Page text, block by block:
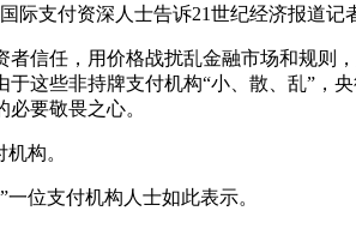
支付资深人士告诉21世纪经济报道记
信任，用价格战扰乱金融市场和规则
这些非持牌支付机构“小、散、乱”，
要敬畏之心。
构。
位支付机构人士如此表示。